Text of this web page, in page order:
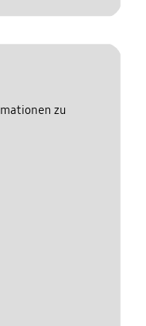
zu